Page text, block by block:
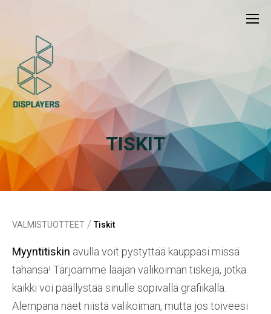
TISKIT
VALMISTUOTTEET / Tiskit
Myyntitiskin avulla voit pystyttää kauppasi missä
tahansa! Tarjoamme laajan valikoiman tiskejä, jotka
kaikki voi päällystää sinulle sopivalla grafiikalla.
Alempana näet niistä valikoiman, mutta jos toiveesi